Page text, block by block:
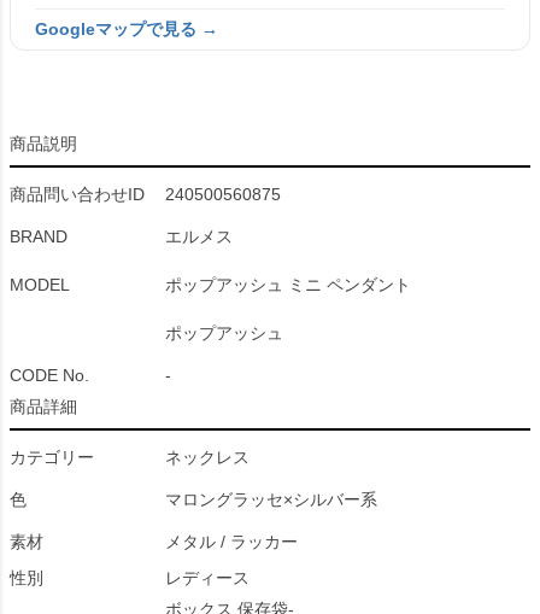
Googleマップで見る →
商品説明
商品問い合わせID 240500560875
BRAND エルメス
MODEL ポップアッシュ ミニ ペンダント
ポップアッシュ
CODE No.
-
商品詳細
カテゴリー ネックレス
色 マロングラッセ×シルバー系
素材
メタル / ラッカー
性別
レディース
ボックス 保存袋-